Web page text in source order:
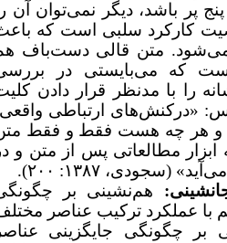
باشد، دیگر نمی‌توان آن را
کارکرد سلبی است که باعث
متن قالی دست‌باف هم
که می‌بایستی در بررسی
را با مدنظر قرار دادن کلیت
«درکنش‌های ارتباطی واقعی،
و هر چه هست فقط و فقط متن
مطالعاتی پس از متن و در
۱۳۸۷: ۲۰۰).
هم‌نشینی بر چگونگی
عملکرد ترکیب عناصر مختلف
چگونگی جایگزینی عناصر